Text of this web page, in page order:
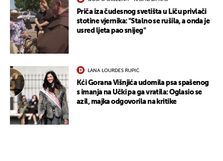
Priča iza čudesnog svetišta u Liču privlači
stotine vjernika: "Stalno se rušila, a onda je
usred ljeta pao snijeg"
LANA LOURDES RUPIĆ
Kći Gorana Višnjića udomila psa spašenog
s imanja na Učki pa ga vratila: Oglasio se
azil, majka odgovorila na kritike